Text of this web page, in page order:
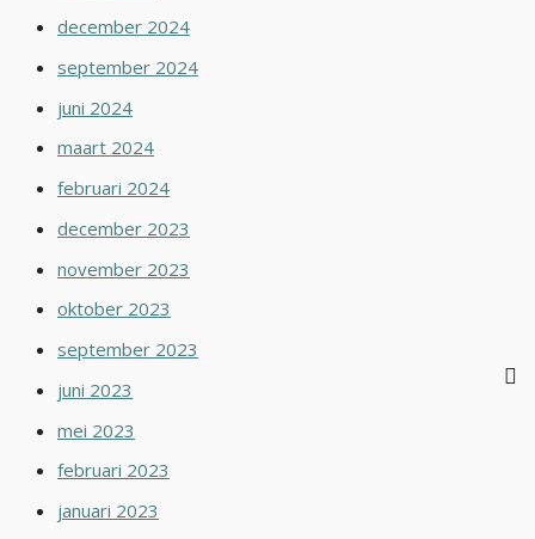
december 2024
september 2024
juni 2024
maart 2024
februari 2024
december 2023
november 2023
oktober 2023
september 2023
juni 2023
mei 2023
februari 2023
januari 2023